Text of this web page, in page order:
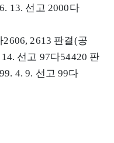
13. 선고 2000다
2613 판결(공
선고 97다54420 판
4. 9. 선고 99다